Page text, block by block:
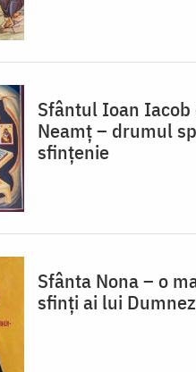
Sfântul Ioan Iacob
Neamț – drumul
sfințenie
Sfânta Nona – o
sfinți ai lui